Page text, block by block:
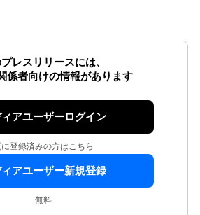
レスリリースには、
係者向けの情報があります
ィアユーザーログイン
に登録済みの方はこちら
ィアユーザー新規登録
無料